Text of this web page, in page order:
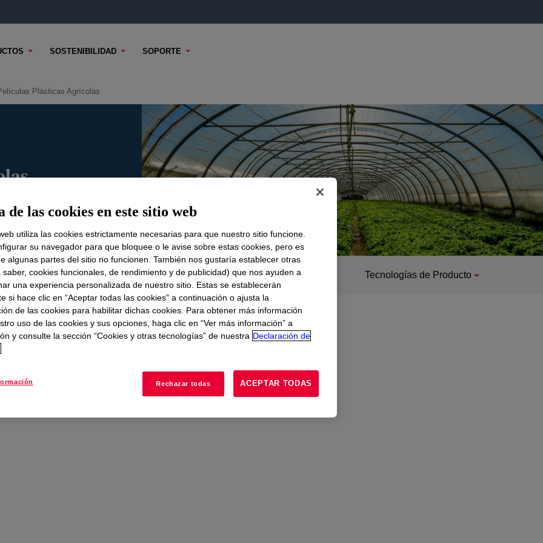
SOSTENIBILIDAD SOPORTE
Plásticas Agrícolas
Tecnologías de Producto
de las cookies en este sitio web
utiliza las cookies estrictamente necesarias para que nuestro sitio funcione.
su navegador para que bloquee o le avise sobre estas cookies, pero es
algunas partes del sitio no funcionen. También nos gustaría establecer otras
saber, cookies funcionales, de rendimiento y de publicidad) que nos ayuden a
una experiencia personalizada de nuestro sitio. Estas se establecerán
si hace clic en “Aceptar todas las cookies” a continuación o ajusta la
de las cookies para habilitar dichas cookies. Para obtener más información
uso de las cookies y sus opciones, haga clic en “Ver más información” a
y consulte la sección “Cookies y otras tecnologías” de nuestra Declaración de
Rechazar todas ACEPTAR TODAS